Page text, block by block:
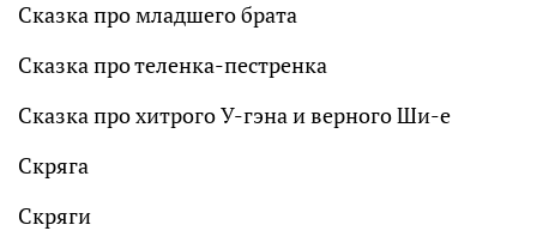
Сказка про младшего брата
Сказка про теленка-пестренка
Сказка про хитрого У-гэна и верного Ши-е
Скряга
Скряги